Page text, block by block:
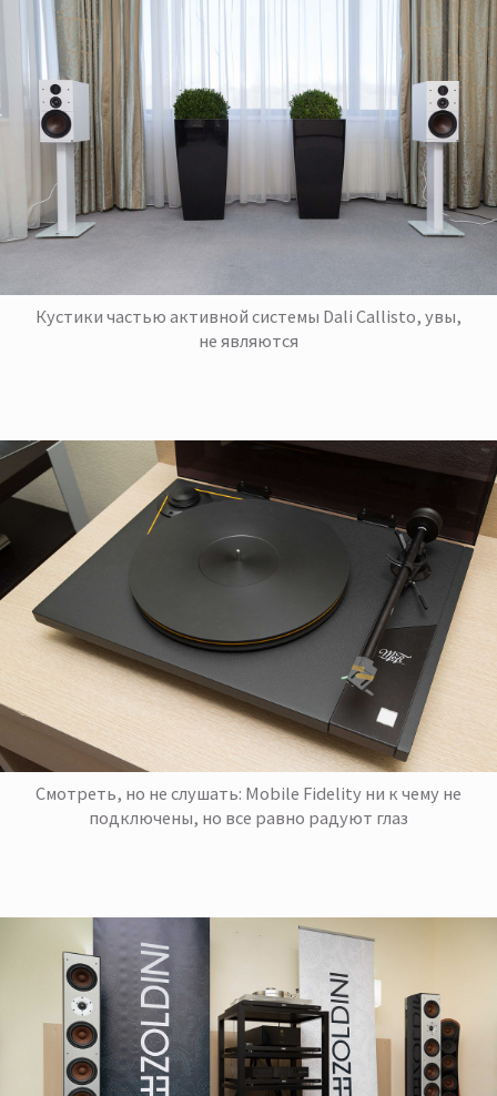
Кустики частью активной системы Dali Callisto, увы,
не являются
Смотреть, но не слушать: Mobile Fidelity ни к чему не
подключены, но все равно радуют глаз